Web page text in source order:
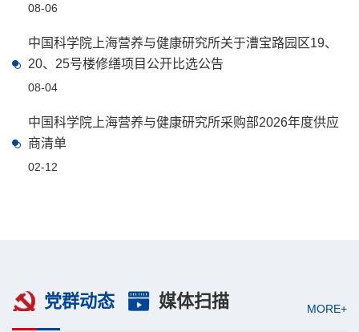
08-06
中国科学院上海营养与健康研究所关于漕宝路园区19、
20、25号楼修缮项目公开比选公告
08-04
中国科学院上海营养与健康研究所采购部2026年度供应
商清单
02-12
党群动态 MORE+
媒体扫描